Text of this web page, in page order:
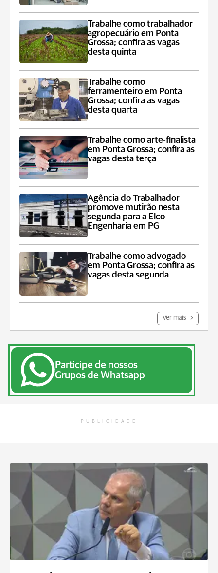
Trabalhe como trabalhador
agropecuário em Ponta
Grossa; confira as vagas
desta quinta
Trabalhe como
ferramenteiro em Ponta
Grossa; confira as vagas
desta quarta
Trabalhe como arte-finalista
em Ponta Grossa; confira as
vagas desta terça
Agência do Trabalhador
promove mutirão nesta
segunda para a Elco
Engenharia em PG
Trabalhe como advogado
em Ponta Grossa; confira as
vagas desta segunda
Ver mais
Participe de nossos
Grupos de Whatsapp
PUBLICIDADE